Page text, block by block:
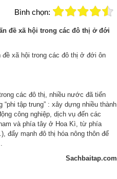
Bình chọn:
đề xã hội trong các đô thị ở đới
đề xã hội trong các đô thị ở đới ôn
các đô thị, nhiều nước đã tiến
tập trung” : xây dựng nhiều thành
công nghiệp, dịch vụ đến các
và phía tây ở Hoa Kì, từ phía
đẩy mạnh đô thị hóa nông thôn để
Sachbaitap.com